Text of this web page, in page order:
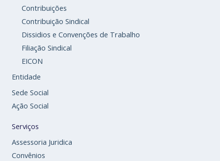
Contribuições
Contribuição Sindical
Dissidios e Convenções de Trabalho
Filiação Sindical
EICON
Entidade
Sede Social
Ação Social
Serviços
Assessoria Juridica
Convênios